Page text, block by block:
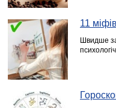
11
Швидше